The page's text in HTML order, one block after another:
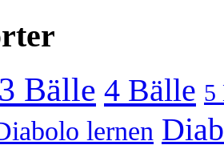
3 Bälle 4 Bälle 5
lernen